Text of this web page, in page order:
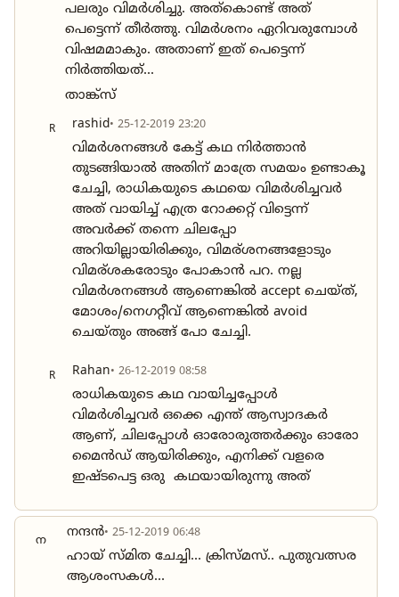
പലരും വിമർശിച്ചു. അത്കൊണ്ട് അത്
പെട്ടെന്ന് തീർത്തു. വിമർശനം ഏറിവരുമ്പോൾ
വിഷമമാകും. അതാണ്‌ ഇത് പെട്ടെന്ന്
നിർത്തിയത്...
താങ്ക്സ്
R rashid• 25-12-2019 23:20
വിമർശനങ്ങൾ കേട്ട് കഥ നിർത്താൻ
തുടങ്ങിയാൽ അതിന് മാത്രേ സമയം ഉണ്ടാകൂ
ചേച്ചി, രാധികയുടെ കഥയെ വിമർശിച്ചവർ
അത് വായിച്ച് എത്ര റോക്കറ്റ് വിട്ടെന്ന്
അവർക്ക് തന്നെ ചിലപ്പോ
അറിയില്ലായിരിക്കും, വിമര്ശനങ്ങളോടും
വിമര്ശകരോടും പോകാൻ പറ. നല്ല
വിമർശനങ്ങൾ ആണെങ്കിൽ accept ചെയ്ത്,
മോശം/നെഗറ്റീവ് ആണെങ്കിൽ avoid
ചെയ്തും അങ്ങ് പോ ചേച്ചി.
R Rahan• 26-12-2019 08:58
രാധികയുടെ കഥ വായിച്ചപ്പോൾ
വിമർശിച്ചവർ ഒക്കെ എന്ത് ആസ്വാദകർ
ആണ്, ചിലപ്പോൾ ഓരോരുത്തർക്കും ഓരോ
മൈൻഡ് ആയിരിക്കും, എനിക്ക് വളരെ
ഇഷ്ടപെട്ട ഒരു കഥയായിരുന്നു അത്
ന നന്ദൻ• 25-12-2019 06:48
ഹായ് സ്മിത ചേച്ചി... ക്രിസ്മസ്.. പുതുവത്സര
ആശംസകൾ...